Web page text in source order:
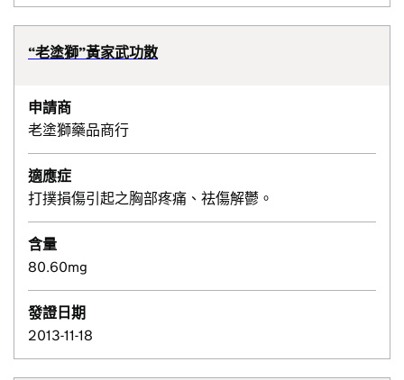
“老塗獅”黃家武功散
申請商
老塗獅藥品商行
適應症
打撲損傷引起之胸部疼痛、祛傷解鬱。
含量
80.60mg
發證日期
2013-11-18